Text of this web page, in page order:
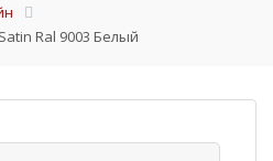
Ral 9003 Белый